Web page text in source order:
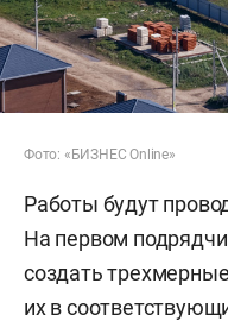
Фото: «БИЗНЕС Online»
Работы будут
На первом
создать
их в